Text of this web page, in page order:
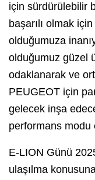
için sürdürülebilir
başarılı olmak
olduğumuza
olduğumuz güzel
odaklanarak ve
PEUGEOT için
gelecek inşa
performans modu
E-LION Günü
ulaşılma